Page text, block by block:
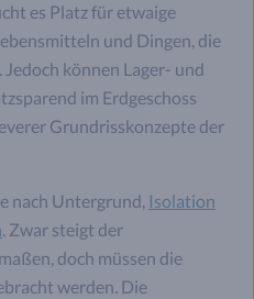
es Platz für etwaige
und Dingen, die
können Lager- und
im Erdgeschoss
Grundrisskonzepte der
nach Untergrund, Isolation
. Zwar steigt der
doch müssen die
werden. Die